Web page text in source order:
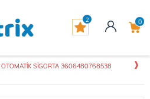
0
2
OTOMATİK SİGORTA 3606480768538